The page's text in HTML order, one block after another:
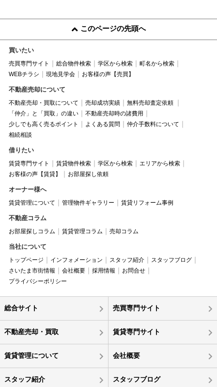
このページの先頭へ
買いたい
売買専門サイト 総合物件検索 学区から検索
町名から検索
WEBチラシ
現地見学会 お客様の声【売買】
不動産売却について
不動産売却・買取について 売却成功実績
無料売却査定依頼
「仲介」と「買取」の違い
不動産売却時の諸費用
少しでも高く売るポイント
よくある質問
仲介手数料について
相続相談
借りたい
賃貸専門サイト 賃貸物件検索 学区から検索
エリアから検索
お客様の声【賃貸】
お部屋探し依頼
オーナー様へ
賃貸管理について 管理物件ギャラリー 賃貸リフォーム事例
不動産コラム
お部屋探しコラム 賃貸管理コラム 売却コラム
当社について
トップページ インフォメーション スタッフ紹介
スタッフブログ
さいたま市街情報
会社概要 採用情報
お問合せ
プライバシーポリシー
総合サイト 売買専門サイト
不動産売却・買取 賃貸専門サイト
賃貸管理について 会社概要
スタッフ紹介 スタッフブログ